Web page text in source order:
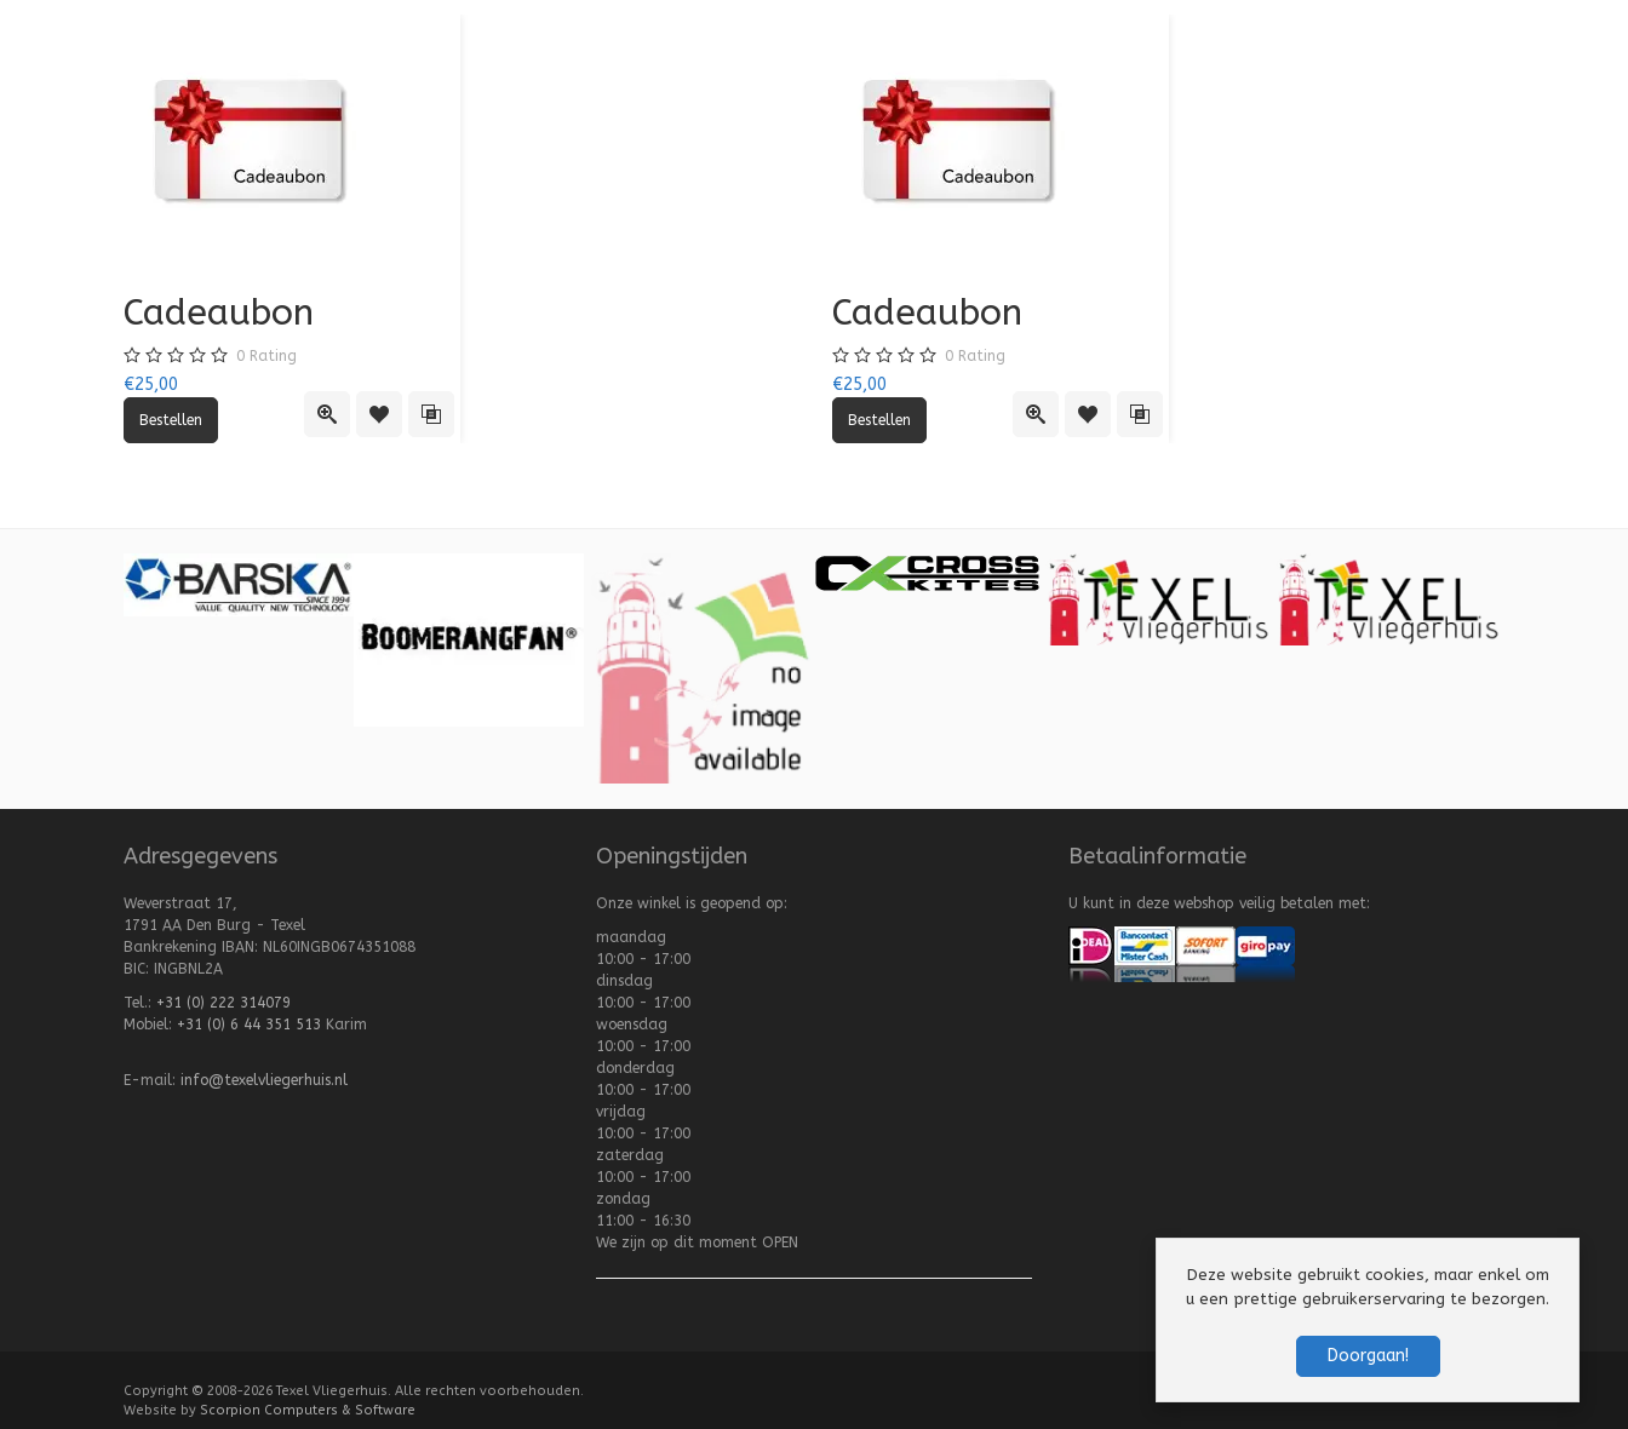
Quick ViewToevoegen aan verlanglijst
Toevoegen aan vergelijking
Cadeaubon
0 Rating
€25,00
Quick ViewToevoegen aan verlanglijst
Toevoegen aan vergelijking
Cadeaubon
0 Rating
€25,00
Adresgegevens
Weverstraat 17,
1791 AA Den Burg - Texel
Bankrekening IBAN: NL60INGB0674351088
BIC: INGBNL2A
Tel.: +31 (0) 222 314079
Mobiel: +31 (0) 6 44 351 513 Karim
E-mail: info@texelvliegerhuis.nl
Openingstijden
Onze winkel is geopend op:
maandag
10:00 - 17:00
dinsdag
10:00 - 17:00
woensdag
10:00 - 17:00
donderdag
10:00 - 17:00
vrijdag
10:00 - 17:00
zaterdag
10:00 - 17:00
zondag
11:00 - 16:30
We zijn op dit moment OPEN
Betaalinformatie
U kunt in deze webshop veilig betalen met:
Copyright © 2008-2026 Texel Vliegerhuis. Alle rechten voorbehouden.
Website by Scorpion Computers & Software
Deze website gebruikt cookies, maar enkel om
u een prettige gebruikerservaring te bezorgen.
Doorgaan!